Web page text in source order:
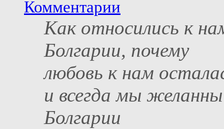
Комментарии
Как относились к
Болгарии, почему
любовь к нам
и всегда мы
Болгарии